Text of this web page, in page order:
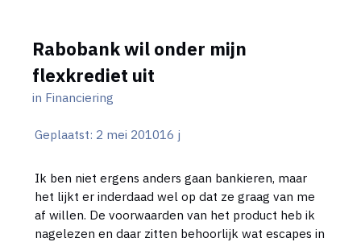
Rabobank wil onder mijn
flexkrediet uit
in Financiering
Geplaatst: 2 mei 201016 j
Ik ben niet ergens anders gaan bankieren, maar
het lijkt er inderdaad wel op dat ze graag van me
af willen. De voorwaarden van het product heb ik
nagelezen en daar zitten behoorlijk wat escapes in